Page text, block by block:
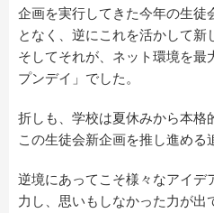
企画を実行してきた今年の生徒
となく、逆にこれを活かして新
そしてそれが、ネット環境を最
プンデイ」でした。
折しも、学校は夏休みから本格
この生徒会新企画を推し進める
逆境にあってこそ様々なアイデ
力し、思いもしなかった力が出